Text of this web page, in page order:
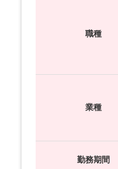
職種
業種
勤務期間